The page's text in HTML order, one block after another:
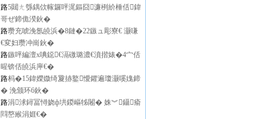
路5閮ㄤ綔鍝佽幏鑼呯浘鏂囧濂栵紒棰佸鍏
哥ぜ鍗佹湀鈥�
路瓒充唬浼氬皢浜�8鏈�22鏃ュ彫寮€ 灏嗛
€変妇瓒冲崗鈥�
路鏃呯編澶х唺鐚€滆礉璐濃€濆揩婊�4宀佸
暒锛佸皢浜庘€�
路杩�15鍏嬫媺绮夐捇鐜懓鑺遍瓊灏嗘媿鍗
� 浼颁环6鈥�
路涓浗鐞冨憳娆ф垬鍐嶇牬闂� 姝︾鑷瘉
閰嶅緱涓娾€�